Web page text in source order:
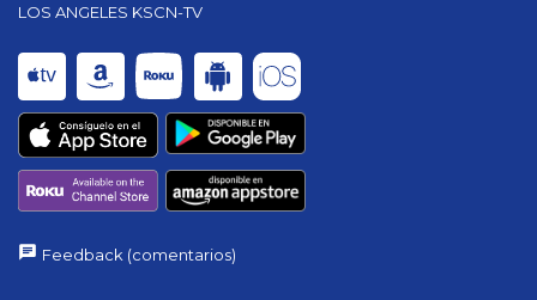
LOS ANGELES KSCN-TV
Feedback (comentarios)